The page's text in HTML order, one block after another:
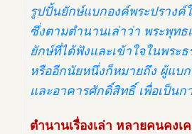
รูปปั้นยักษ์แบกองค์พระปรางค์
ซึ่งตามตำนานเล่าว่า พระพุท
ยักษ์ที่ได้ฟังและเข้าใจในพระ
หรืออีกนัยหนึ่งก็หมายถึง ผู้แบ
และอาคารศักดิ์สิทธิ์ เพื่อเป็น
ตำนานเรื่องเล่า หลายคนคง